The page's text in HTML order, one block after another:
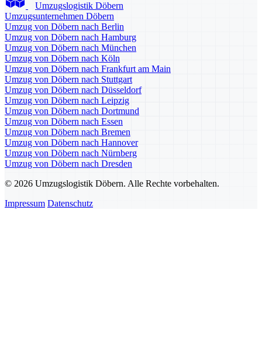
Umzugslogistik Döbern
Umzugsunternehmen Döbern
Umzug von Döbern nach Berlin
Umzug von Döbern nach Hamburg
Umzug von Döbern nach München
Umzug von Döbern nach Köln
Umzug von Döbern nach Frankfurt am Main
Umzug von Döbern nach Stuttgart
Umzug von Döbern nach Düsseldorf
Umzug von Döbern nach Leipzig
Umzug von Döbern nach Dortmund
Umzug von Döbern nach Essen
Umzug von Döbern nach Bremen
Umzug von Döbern nach Hannover
Umzug von Döbern nach Nürnberg
Umzug von Döbern nach Dresden
© 2026 Umzugslogistik Döbern. Alle Rechte vorbehalten.
Impressum Datenschutz